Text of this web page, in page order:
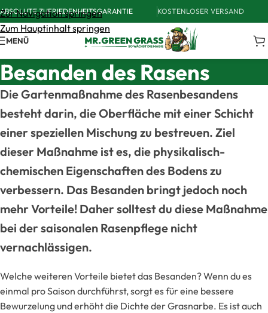
Zur Navigation springen
Zum Hauptinhalt springen
ABSOLUTE ZUFRIEDENHEITSGARANTIE KOSTENLOSER VERSAND
MENÜ
Besanden des Rasens
Die Gartenmaßnahme des Rasenbesandens
besteht darin, die Oberfläche mit einer Schicht
einer speziellen Mischung zu bestreuen. Ziel
dieser Maßnahme ist es, die physikalisch-
chemischen Eigenschaften des Bodens zu
verbessern. Das Besanden bringt jedoch noch
mehr Vorteile! Daher solltest du diese Maßnahme
bei der saisonalen Rasenpflege nicht
vernachlässigen.
Welche weiteren Vorteile bietet das Besanden? Wenn du es
einmal pro Saison durchführst, sorgt es für eine bessere
Bewurzelung und erhöht die Dichte der Grasnarbe. Es ist auch